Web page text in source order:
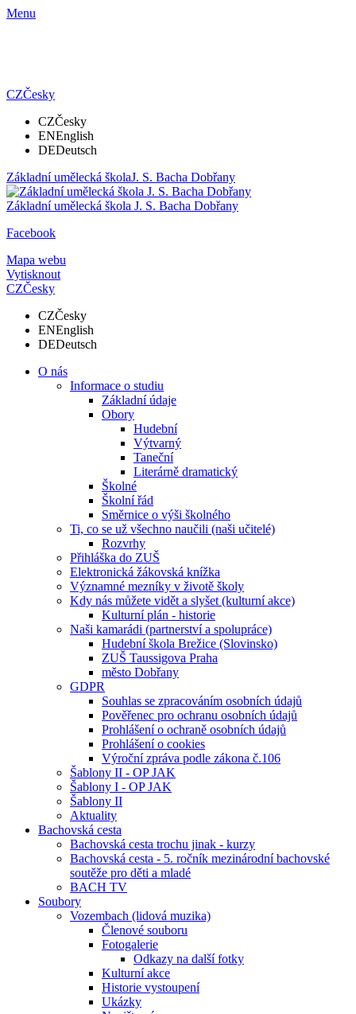
Menu
CZČesky
CZČesky
ENEnglish
DEDeutsch
Základní umělecká školaJ. S. Bacha Dobřany
Základní umělecká škola J. S. Bacha Dobřany
Facebook
Mapa webu
Vytisknout
CZČesky
CZČesky
ENEnglish
DEDeutsch
O nás
Informace o studiu
Základní údaje
Obory
Hudební
Výtvarný
Taneční
Literárně dramatický
Školné
Školní řád
Směrnice o výši školného
Ti, co se už všechno naučili (naši učitelé)
Rozvrhy
Přihláška do ZUŠ
Elektronická žákovská knížka
Významné mezníky v životě školy
Kdy nás můžete vidět a slyšet (kulturní akce)
Kulturní plán - historie
Naši kamarádi (partnerství a spolupráce)
Hudební škola Brežice (Slovinsko)
ZUŠ Taussigova Praha
město Dobřany
GDPR
Souhlas se zpracováním osobních údajů
Pověřenec pro ochranu osobních údajů
Prohlášení o ochraně osobních údajů
Prohlášení o cookies
Výroční zpráva podle zákona č.106
Šablony II - OP JAK
Šablony I - OP JAK
Šablony II
Aktuality
Bachovská cesta
Bachovská cesta trochu jinak - kurzy
Bachovská cesta - 5. ročník mezinárodní bachovské
soutěže pro děti a mladé
BACH TV
Soubory
Vozembach (lidová muzika)
Členové souboru
Fotogalerie
Odkazy na další fotky
Kulturní akce
Historie vystoupení
Ukázky